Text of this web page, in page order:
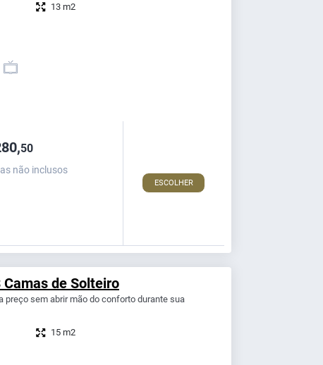
13 m2
50
não inclusos
ESCOLHER
de Solteiro
preço sem abrir mão do conforto durante sua
15 m2